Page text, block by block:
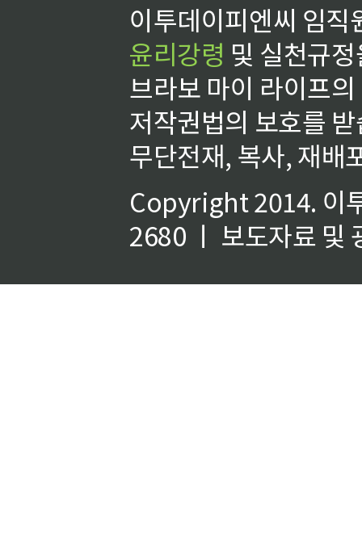
이투데이피엔씨 임
윤리강령 및 실천규
브라보 마이 라이프
저작권법의 보호를
무단전재, 복사, 재배
Copyright 2014. 이
2680 ㅣ 보도자료